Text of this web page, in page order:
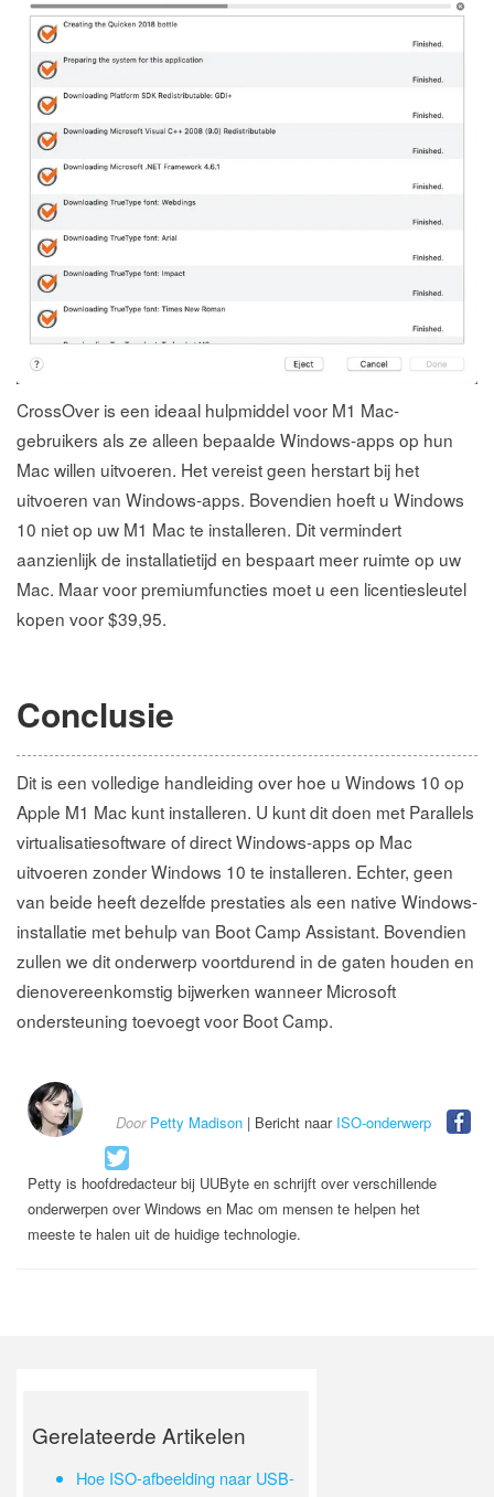
CrossOver is een ideaal hulpmiddel voor M1 Mac-
gebruikers als ze alleen bepaalde Windows-apps op hun
Mac willen uitvoeren. Het vereist geen herstart bij het
uitvoeren van Windows-apps. Bovendien hoeft u Windows
10 niet op uw M1 Mac te installeren. Dit vermindert
aanzienlijk de installatietijd en bespaart meer ruimte op uw
Mac. Maar voor premiumfuncties moet u een licentiesleutel
kopen voor $39,95.
Conclusie
Dit is een volledige handleiding over hoe u Windows 10 op
Apple M1 Mac kunt installeren. U kunt dit doen met Parallels
virtualisatiesoftware of direct Windows-apps op Mac
uitvoeren zonder Windows 10 te installeren. Echter, geen
van beide heeft dezelfde prestaties als een native Windows-
installatie met behulp van Boot Camp Assistant. Bovendien
zullen we dit onderwerp voortdurend in de gaten houden en
dienovereenkomstig bijwerken wanneer Microsoft
ondersteuning toevoegt voor Boot Camp.
Door Petty Madison | Bericht naar ISO-onderwerp
Petty is hoofdredacteur bij UUByte en schrijft over verschillende
onderwerpen over Windows en Mac om mensen te helpen het
meeste te halen uit de huidige technologie.
Gerelateerde Artikelen
Hoe ISO-afbeelding naar USB-